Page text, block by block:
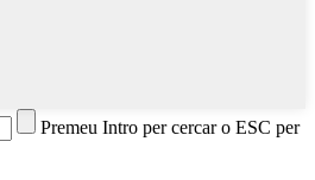
Premeu Intro per cercar o ESC per